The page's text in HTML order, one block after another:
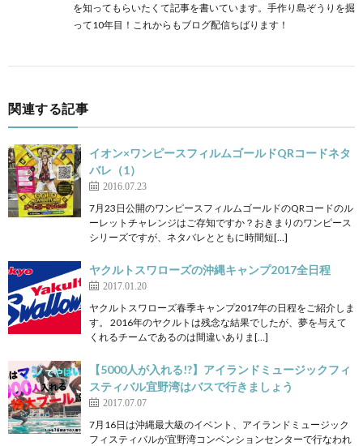
を知ってもらいたくて記事を書いています。手作り島ぞうりを掘
って10年目！これからもブログ配信ちばります！
関連する記事
イオン×ワンピースフィルムゴールドQRコードネタ
バレ（1）
2016.07.23
7月23日公開のワンピースフィルムゴールドのQRコードのル
ーレットチャレンジはご存知ですか？おきまりのワンピース
シリーズですが、ネタバレとともに時間短[…]
ヤクルトスワローズの沖縄キャンプ2017全日程
2017.01.20
ヤクルトスワローズ春季キャンプ2017年の日程をご紹介しま
す。 2016年のヤクルトは残念な結果でしたが、夢を与えて
くれるチームであるのは間違いありま[…]
【5000人が入れる!?】アイランドミュージックフィ
スティバル宜野湾はバスで行きましょう
2017.07.07
7月16日は沖縄最大級のイベント、アイランドミュージック
フィスティバルが宜野湾コンベンションセンターで行なわれ